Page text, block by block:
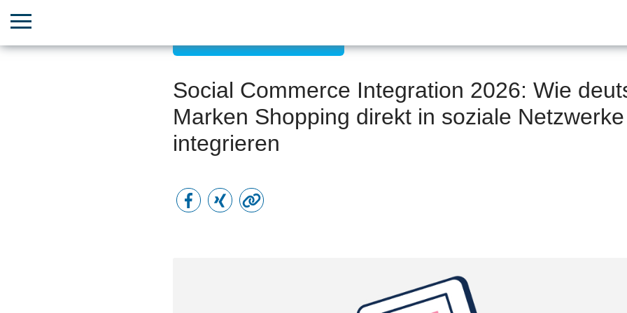
Social Commerce Integration 2026: Wie
Marken Shopping direkt in soziale Netzwerke
integrieren